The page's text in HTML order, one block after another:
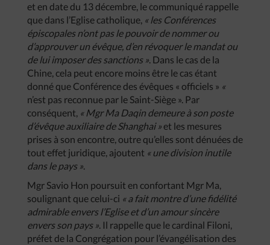
et en date du 13 décembre, le communiqué rappelle
que dans l’Eglise catholique, « les Conférences
épiscopales n’ont pas le pouvoir de nommer ou
d’approuver un évêque, d’en révoquer le mandat ou
de lui imposer des sanctions ». Dans le cas de la
Chine, cela peut encore moins être le cas étant
donné que Conférence des évêques « officiels » «
n’est pas reconnue par le Saint-Siège ». Par
conséquent, « Mgr Ma Daqin demeure à son poste
d’évêque auxiliaire de Shanghai » et les mesures
prises à son encontre, outre qu’elles sont dénuées de
tout effet juridique, ajoutent « une division inutile
dans le pays ».
Mgr Savio Hon poursuit en confortant Mgr Ma,
soulignant que celui-ci « a fait montre d’une fidélité
admirable envers l’Eglise et d’un amour sincère
envers son pays ». Il rappelle que le cardinal Filoni,
préfet de la Congrégation pour l’évangélisation des